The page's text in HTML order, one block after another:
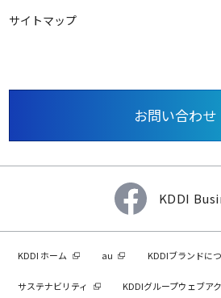
サイトマップ
お問い合わせ
KDDI
KDDI ホーム au KDDIブランドに
サステナビリティ KDDIグループウェブア